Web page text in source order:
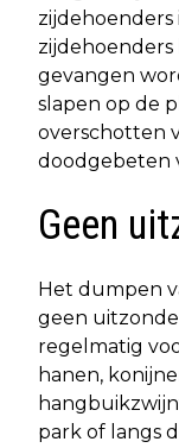
zijdehoenders
gevangen
slapen op de
overschotten
doodgebeten
Geen
Het dumpen
geen
regelmatig
hanen,
park of langs